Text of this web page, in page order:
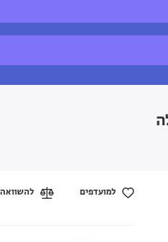
למועדפים להשוואה